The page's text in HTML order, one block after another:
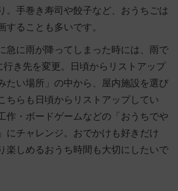
。手巻き寿司や餃子など、おうちごは
することも多いです。
急に雨が降ってしまった時には、雨で
行き先を変更。日頃からリストアップ
たい場所」の中から、屋内施設を選び
ちらも日頃からリストアップしてい
作・ボードゲームなどの「おうちでや
にチャレンジ。おでかけも好きだけ
楽しめるおうち時間も大切にしたいで